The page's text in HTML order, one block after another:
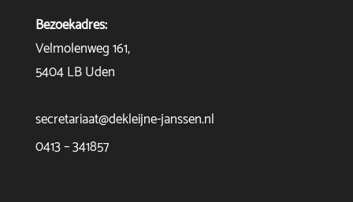
Bezoekadres:
Velmolenweg 161,
5404 LB Uden
secretariaat@dekleijne-janssen.nl
0413 – 341857